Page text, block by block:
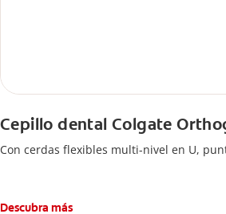
Cepillo dental Colgate
Con cerdas flexibles multi-nivel en U,
Descubra más